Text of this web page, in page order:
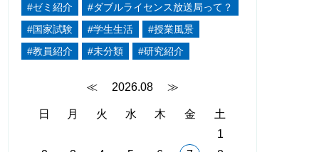
#ゼミ紹介
#ダブルライセンス放送局って？
#国家試験
#学生生活
#授業風景
#教員紹介
#未分類 #研究紹介
≪ 2026.08 ≫
日 月 火 水 木 金
土
1